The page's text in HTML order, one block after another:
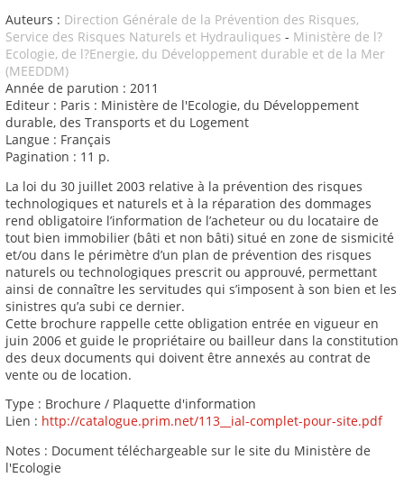
Auteurs : Direction Générale de la Prévention des Risques,
Service des Risques Naturels et Hydrauliques - Ministère de l?
Ecologie, de l?Energie, du Développement durable et de la Mer
(MEEDDM)
Année de parution : 2011
Editeur : Paris : Ministère de l'Ecologie, du Développement
durable, des Transports et du Logement
Langue : Français
Pagination : 11 p.
La loi du 30 juillet 2003 relative à la prévention des risques
technologiques et naturels et à la réparation des dommages
rend obligatoire l’information de l’acheteur ou du locataire de
tout bien immobilier (bâti et non bâti) situé en zone de sismicité
et/ou dans le périmètre d’un plan de prévention des risques
naturels ou technologiques prescrit ou approuvé, permettant
ainsi de connaître les servitudes qui s’imposent à son bien et les
sinistres qu’a subi ce dernier.
Cette brochure rappelle cette obligation entrée en vigueur en
juin 2006 et guide le propriétaire ou bailleur dans la constitution
des deux documents qui doivent être annexés au contrat de
vente ou de location.
Type : Brochure / Plaquette d'information
Lien : http://catalogue.prim.net/113__ial-complet-pour-site.pdf
Notes : Document téléchargeable sur le site du Ministère de
l'Ecologie